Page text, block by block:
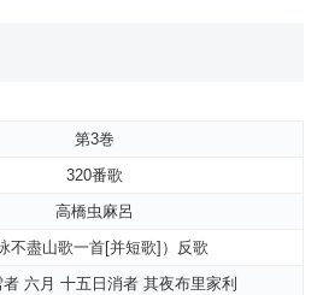
第3巻
320番歌
高橋虫麻呂
詠不盡山歌一首[并短歌]）反歌
六月 十五日消者 其夜布里家利